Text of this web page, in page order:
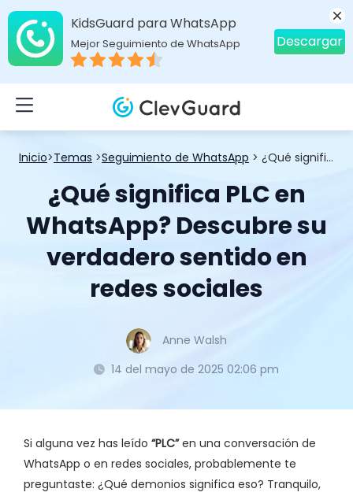
Inicio>Temas >Seguimiento de WhatsApp > ¿Qué significa PLC en WhatsApp? Descubre su verdadero sentido en redes sociales
¿Qué significa PLC en
WhatsApp? Descubre su
verdadero sentido en
redes sociales
Anne Walsh
14 del mayo de 2025 02:06 pm
Si alguna vez has leído “PLC”en una conversación de
WhatsApp o en redes sociales, probablemente te
preguntaste: ¿Qué demonios significa eso? Tranquilo,
KidsGuard para WhatsApp
Mejor Seguimiento de WhatsApp Descargar